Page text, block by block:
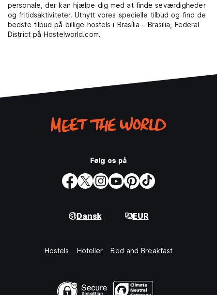
personale, der kan hjælpe dig med at finde seværdigheder
og fritidsaktiviteter. Utnytt vores specielle tilbud og find de
bedste tilbud på billige hostels i Brasília - Brasilia, Federal
District på Hostelworld.com.
Følg os på
Dansk EUR
Hostels Hoteller Bed and Breakfast